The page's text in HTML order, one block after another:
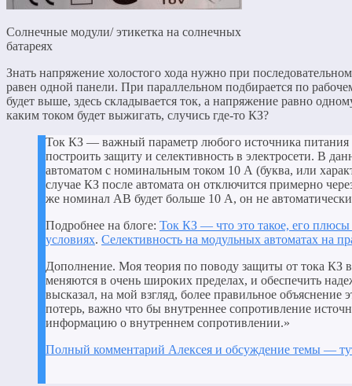
Солнечные модули/ этикетка на солнечных
батареях
Знать напряжение холостого хода нужно при
равен одной панели. При параллельном подбирается по
будет выше, здесь складывается ток, а напряжение равно
каким током будет выжигать, случись где-то КЗ?
Ток КЗ — важный параметр любого источника питания
построить защиту и селективность в электросети. В
автоматом с номинальным током 10 А (буква, или
случае КЗ после автомата он отключится примерно
же номинал АВ будет больше 10 А, он не
Подробнее на блоге: Ток КЗ — что это такое, его
условиях. Селективность на модульных автоматах на
Дополнение. Моя теория по поводу защиты от тока КЗ
меняются в очень широких пределах, и обеспечить
высказал, на мой взгляд, более правильное
потерь, важно что бы внутреннее сопротивление
информацию о внутреннем сопротивлении.»
Полный комментарий Алексея и обсуждение темы —